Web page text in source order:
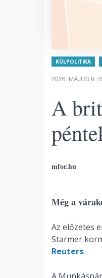
KÜLPOLITIKA
2026. MÁJUS 8.
A
mfor.hu
Még a
Az előzetes
Starmer
Reuters.